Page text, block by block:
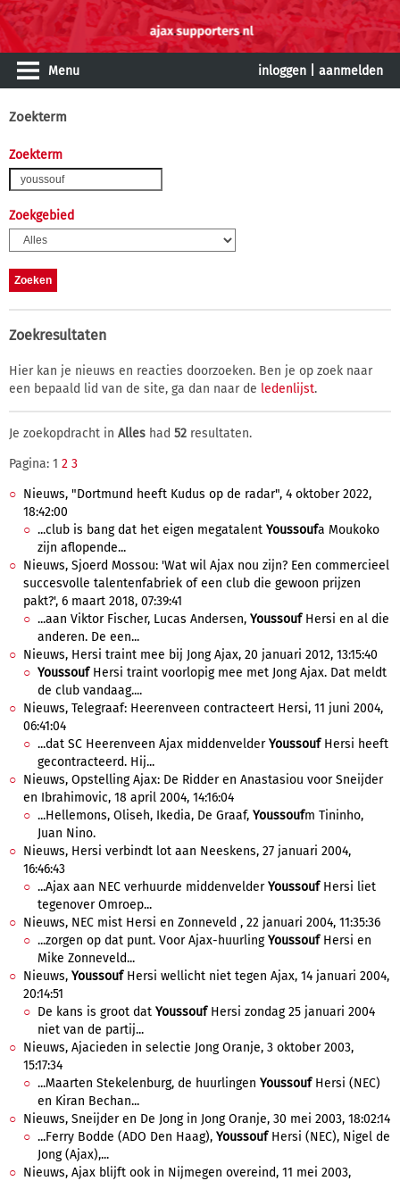
Menu inloggen aanmelden
Zoekterm
Zoekterm
Zoekgebied
Zoekresultaten
Hier kan je nieuws en reacties doorzoeken. Ben je op zoek naar
een bepaald lid van de site, ga dan naar de ledenlijst.
Je zoekopdracht in Alles had 52 resultaten.
Pagina: 1 2 3
Nieuws, "Dortmund heeft Kudus op de radar", 4 oktober 2022,
18:42:00
...club is bang dat het eigen megatalent Youssoufa Moukoko
zijn aflopende...
Nieuws, Sjoerd Mossou: 'Wat wil Ajax nou zijn? Een commercieel
succesvolle talentenfabriek of een club die gewoon prijzen
pakt?', 6 maart 2018, 07:39:41
...aan Viktor Fischer, Lucas Andersen, YoussoufHersi en al die
anderen. De een...
Nieuws, Hersi traint mee bij Jong Ajax, 20 januari 2012, 13:15:40
YoussoufHersi traint voorlopig mee met Jong Ajax. Dat meldt
de club vandaag....
Nieuws, Telegraaf: Heerenveen contracteert Hersi, 11 juni 2004,
06:41:04
...dat SC Heerenveen Ajax middenvelderYoussoufHersi heeft
gecontracteerd. Hij...
Nieuws, Opstelling Ajax: De Ridder en Anastasiou voor Sneijder
en Ibrahimovic, 18 april 2004, 14:16:04
...Hellemons, Oliseh, Ikedia, De Graaf, Youssoufm Tininho,
Juan Nino.
Nieuws, Hersi verbindt lot aan Neeskens, 27 januari 2004,
16:46:43
...Ajax aan NEC verhuurde middenvelderYoussoufHersi liet
tegenover Omroep...
Nieuws, NEC mist Hersi en Zonneveld , 22 januari 2004, 11:35:36
...zorgen op dat punt. Voor Ajax-huurlingYoussoufHersi en
Mike Zonneveld...
Nieuws, YoussoufHersi wellicht niet tegen Ajax, 14 januari 2004,
20:14:51
De kans is groot dat YoussoufHersi zondag 25 januari 2004
niet van de partij...
Nieuws, Ajacieden in selectie Jong Oranje, 3 oktober 2003,
15:17:34
...Maarten Stekelenburg, de huurlingen YoussoufHersi (NEC)
en Kiran Bechan...
Nieuws, Sneijder en De Jong in Jong Oranje, 30 mei 2003, 18:02:14
...Ferry Bodde (ADO Den Haag), YoussoufHersi (NEC), Nigel de
Jong (Ajax),...
Nieuws, Ajax blijft ook in Nijmegen overeind, 11 mei 2003,